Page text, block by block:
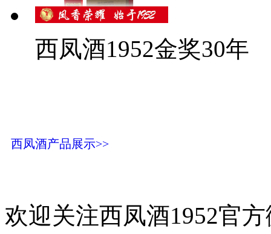
西凤酒1952金奖30年
西凤酒产品展示>>
欢迎关注西凤酒1952官